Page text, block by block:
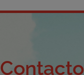
Contacto